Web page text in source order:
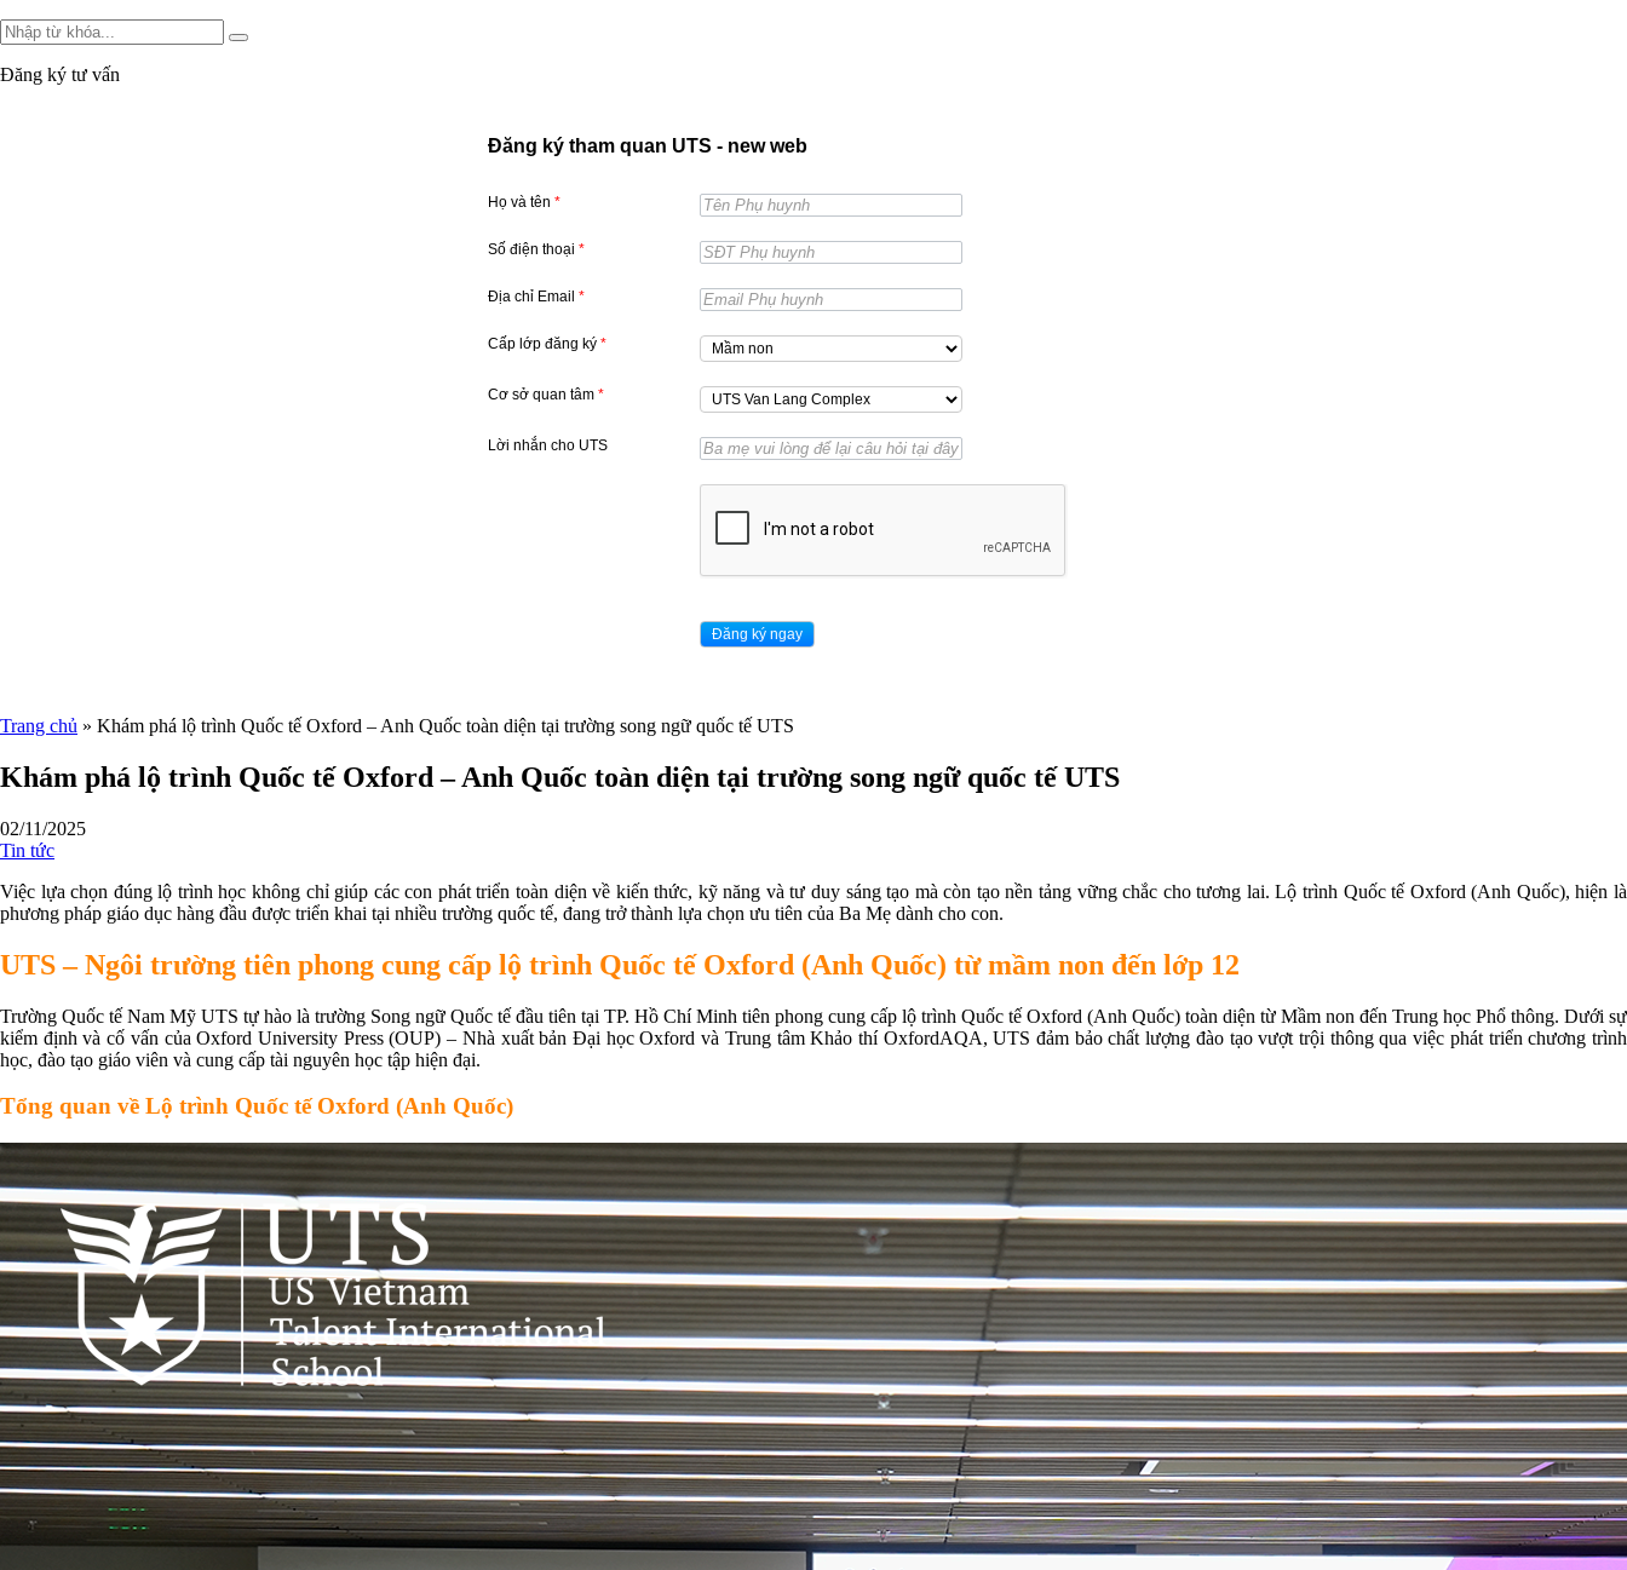
Đăng ký tư vấn
Đăng ký tham quan UTS - new web
Họ và tên *
Số điện thoại *
Địa chỉ Email *
Cấp lớp đăng ký *
Cơ sở quan tâm *
Lời nhắn cho UTS
Trang chủ » Khám phá lộ trình Quốc tế Oxford – Anh Quốc toàn diện tại trường song ngữ quốc tế UTS
Khám phá lộ trình Quốc tế Oxford – Anh Quốc toàn diện tại trường song ngữ quốc tế UTS
02/11/2025
Tin tức
Việc lựa chọn đúng lộ trình học không chỉ giúp các con phát triển toàn diện về kiến thức, kỹ năng và tư duy sáng tạo mà còn tạo nền tảng vững chắc cho tương lai. Lộ trình Quốc tế Oxford (Anh Quốc), hiện là
phương pháp giáo dục hàng đầu được triển khai tại nhiều trường quốc tế, đang trở thành lựa chọn ưu tiên của Ba Mẹ dành cho con.
UTS – Ngôi trường tiên phong cung cấp lộ trình Quốc tế Oxford (Anh Quốc) từ mầm non đến lớp 12
Trường Quốc tế Nam Mỹ UTS tự hào là trường Song ngữ Quốc tế đầu tiên tại TP. Hồ Chí Minh tiên phong cung cấp lộ trình Quốc tế Oxford (Anh Quốc) toàn diện từ Mầm non đến Trung học Phổ thông. Dưới sự
kiểm định và cố vấn của Oxford University Press (OUP) – Nhà xuất bản Đại học Oxford và Trung tâm Khảo thí OxfordAQA, UTS đảm bảo chất lượng đào tạo vượt trội thông qua việc phát triển chương trình
học, đào tạo giáo viên và cung cấp tài nguyên học tập hiện đại.
Tổng quan về Lộ trình Quốc tế Oxford (Anh Quốc)